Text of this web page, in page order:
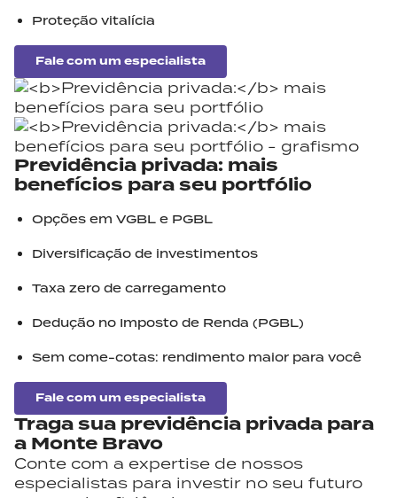
Proteção vitalícia
Fale com um especialista
Previdência privada: mais
benefícios para seu portfólio
Opções em VGBL e PGBL
Diversificação de investimentos
Taxa zero de carregamento
Dedução no Imposto de Renda (PGBL)
Sem come-cotas: rendimento maior para você
Fale com um especialista
Traga sua previdência privada para
a Monte Bravo
Conte com a expertise de nossos
especialistas para investir no seu futuro